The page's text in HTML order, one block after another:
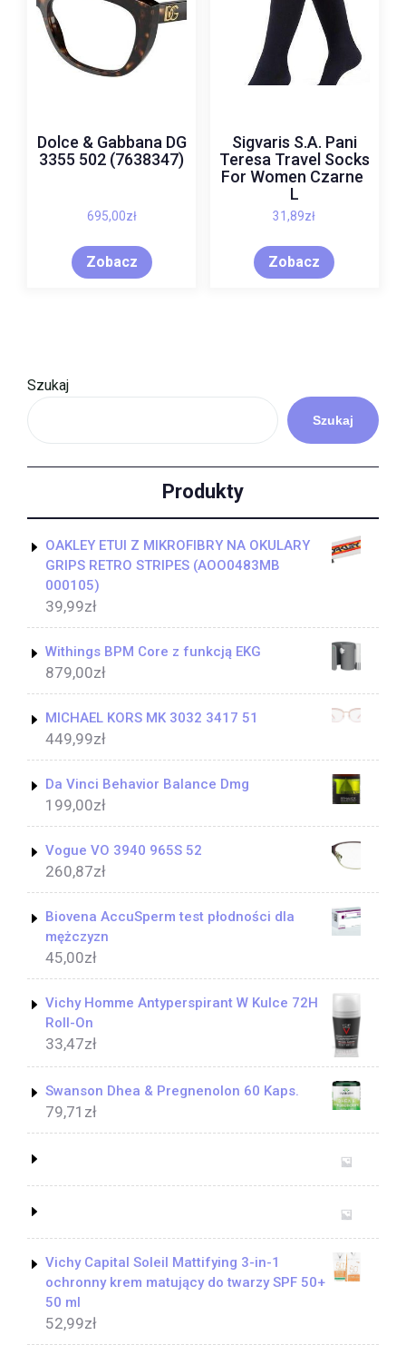
Dolce & Gabbana DG
3355 502 (7638347)
695,00zł
Zobacz
Sigvaris S.A. Pani
Teresa Travel Socks
For Women Czarne
L
31,89zł
Zobacz
Szukaj
Szukaj
Produkty
OAKLEY ETUI Z MIKROFIBRY NA OKULARY
GRIPS RETRO STRIPES (AOO0483MB
000105)
39,99zł
Withings BPM Core z funkcją EKG
879,00zł
MICHAEL KORS MK 3032 3417 51
449,99zł
Da Vinci Behavior Balance Dmg
199,00zł
Vogue VO 3940 965S 52
260,87zł
Biovena AccuSperm test płodności dla
mężczyzn
45,00zł
Vichy Homme Antyperspirant W Kulce 72H
Roll-On
33,47zł
Swanson Dhea & Pregnenolon 60 Kaps.
79,71 zł
Vichy Capital Soleil Mattifying 3-in-1
ochronny krem matujący do twarzy SPF 50+
50 ml
52,99zł